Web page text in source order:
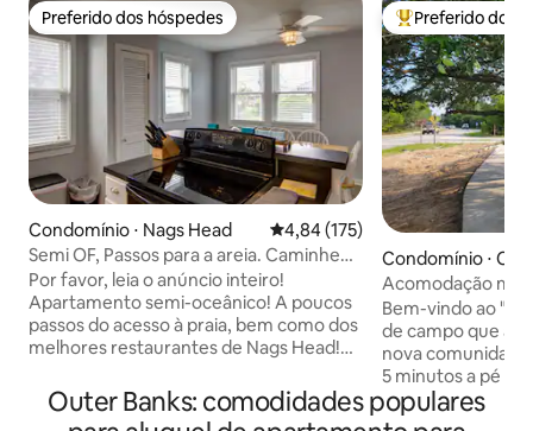
Preferido dos hóspedes
Preferido dos hóspedes
Condomínio ⋅ Nags Head 4,84 de uma avaliação média de
4,84 (175)
Semi OF, Passos para a areia. Caminhe
até os restaurantes!
Por favor, leia o anúncio inteiro!
Apartamento semi-oceânico! A poucos
passos do acesso à praia, bem como dos
melhores restaurantes de Nags Head!
médio. Cama queen 2 gêmeos
Capacidade 6 *roupa de cama/banho
Entre os
Preferido dos
Condomínio ⋅
Acomodação
perto da praia, do
Bem-vindo ao
de campo que
nova comunidade
5 minutos a pé da
restaurantes
Corolla Village em
Outer Banks: comodidades populares